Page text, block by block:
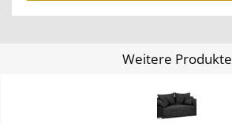
Weitere Produkte